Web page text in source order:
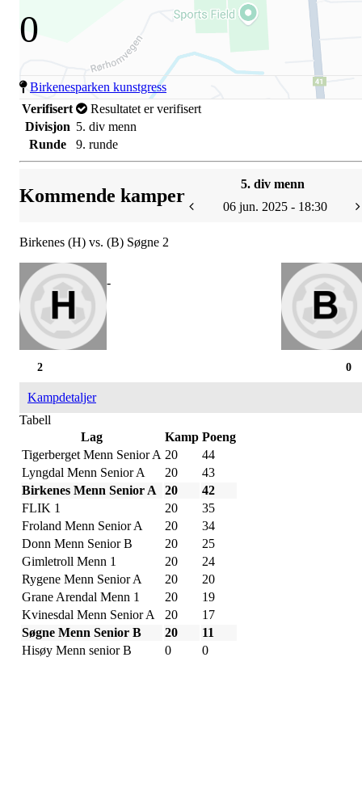
0
Birkenesparken kunstgress
Verifisert
Resultatet er verifisert
Divisjon 5. div menn
Runde
9. runde
Kommende kamper
5. div menn
06 jun. 2025 - 18:30
Birkenes (H) vs. (B) Søgne 2
-
0
2
Kampdetaljer
Tabell
Lag
Kamp Poeng
Tigerberget Menn Senior A 20
44
Lyngdal Menn Senior A
20
43
Birkenes Menn Senior A
20
42
FLIK 1
20
35
Froland Menn Senior A
20
34
Donn Menn Senior B
20
25
Gimletroll Menn 1
20
24
Rygene Menn Senior A
20
20
Grane Arendal Menn 1
20
19
Kvinesdal Menn Senior A
20
17
Søgne Menn Senior B
20
11
Hisøy Menn senior B
0 0